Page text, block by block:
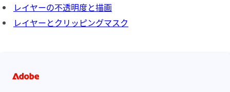
レイヤーの不透明度と描画
レイヤーとクリッピングマスク